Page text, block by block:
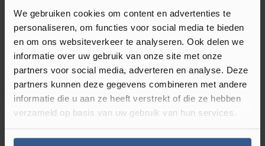
We gebruiken cookies om content en advertenties te
personaliseren, om functies voor social media te bieden
en om ons websiteverkeer te analyseren. Ook delen we
informatie over uw gebruik van onze site met onze
partners voor social media, adverteren en analyse. Deze
partners kunnen deze gegevens combineren met andere
informatie die u aan ze heeft verstrekt of die ze hebben
verzameld op basis van uw gebruik van hun services.
Soort plint
Folieplint, Hoge plint
Omschrijving Rechte Folieplint Afzelia
Gebleekt 27070
zorgt voor een ultra moderne afwerking. Hierdoor krijgt iedere